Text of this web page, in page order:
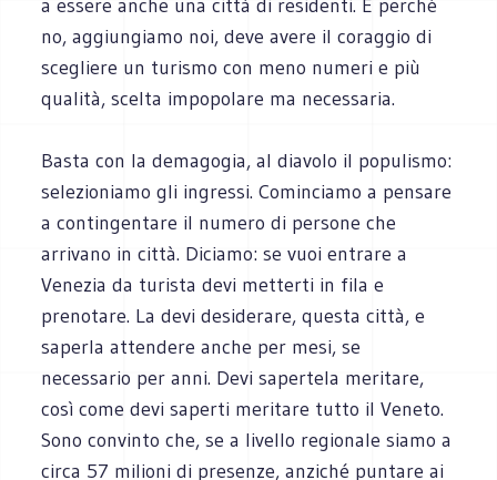
a essere anche una città di residenti. E perché
no, aggiungiamo noi, deve avere il coraggio di
scegliere un turismo con meno numeri e più
qualità, scelta impopolare ma necessaria.
Basta con la demagogia, al diavolo il populismo:
selezioniamo gli ingressi. Cominciamo a pensare
a contingentare il numero di persone che
arrivano in città. Diciamo: se vuoi entrare a
Venezia da turista devi metterti in fila e
prenotare. La devi desiderare, questa città, e
saperla attendere anche per mesi, se
necessario per anni. Devi sapertela meritare,
così come devi saperti meritare tutto il Veneto.
Sono convinto che, se a livello regionale siamo a
circa 57 milioni di presenze, anziché puntare ai